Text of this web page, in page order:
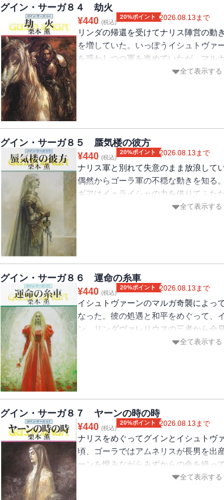
グイン・サーガ８４ 劫火
¥440 (税込)
20%ポイント 2026.08.13まで
リンダの帰還を受けてナリス陣営の動
を増していた。いっぽうイシュトヴァ
を惑わしつつ軍を進めていたが、マル
を受ける。たちまち応戦するイシュト
全て表示する
グイン・サーガ８５ 蜃気楼の彼方
¥440 (税込)
20%ポイント 2026.08.13まで
ナリス軍と別れて失意のまま放浪して
偶然からゴーラ軍の不穏な動きを知る
ギアはイェライシャの力を借りてふた
ぽうリンダは、ナリスと再会しながら
おりません）
全て表示する
グイン・サーガ８６ 運命の糸車
¥440 (税込)
20%ポイント 2026.08.13まで
イシュトヴァーンのマルガ奇襲によっ
なった。彼の処遇と和平をめぐって、
ン、リンダヴァレリウスの三者から会
一堂に会することになる。しかし中原
全て表示する
グイン・サーガ８７ ヤーンの時の時
¥440 (税込)
20%ポイント 2026.08.13まで
ナリスをめぐってグインとイシュトヴ
頃、ゴーラではアムネリスが長男を出
ーンを恨みながらみずからの命を絶っ
捕らえたままのイシュトヴァーンは、
全て表示する